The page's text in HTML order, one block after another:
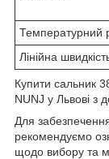
Температурний
Лінійна
Купити сальник
NUNJ у Львові з
Для
рекомендуємо
щодо вибору та